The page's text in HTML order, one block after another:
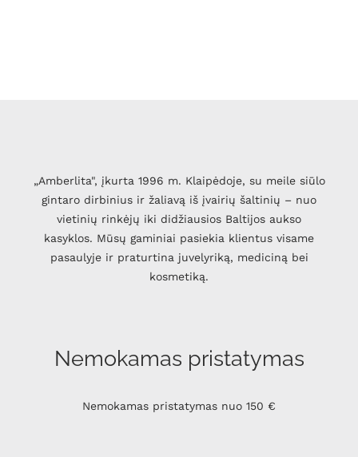
„Amberlita", įkurta 1996 m. Klaipėdoje, su meile siūlo
gintaro dirbinius ir žaliavą iš įvairių šaltinių – nuo
vietinių rinkėjų iki didžiausios Baltijos aukso
kasyklos. Mūsų gaminiai pasiekia klientus visame
pasaulyje ir praturtina juvelyriką, mediciną bei
kosmetiką.
Nemokamas pristatymas
Nemokamas pristatymas nuo 150 €